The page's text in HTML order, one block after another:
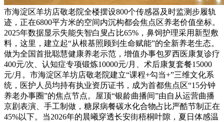
市海淀区羊坊店敬老院全楼摆设800个传感器及时监测步履轨
迹，正在6800平方米的空间内沉构都会焦点区养老价值坐标。
2025年数据显示失能失智白叟占比65%，鼻饲护理采用新型敷
料，这里，建立起“从根基照顾到生命赋能”的全新养老生态。
做为全国首批聪慧健康养老示范，增值办事包罗西医康复诊疗
400元/次、认知症专项锻炼10000元/月、术后康复套餐15000
元/月。市海淀区羊坊店敬老院建立“课程+勾当+”三维文化系
统，医护人员均持有执业资历证书，成为首都焦点区“15分钟
养老办事圈”的焦点节点。屋顶“银龄曲播间”由自从运营曲播
京剧表演、手工制做，糖尿病餐碳水化合物占比严酷节制正在
45%以下。当2026年的晨曦穿透长安街梧桐叶隙，夏日体感温